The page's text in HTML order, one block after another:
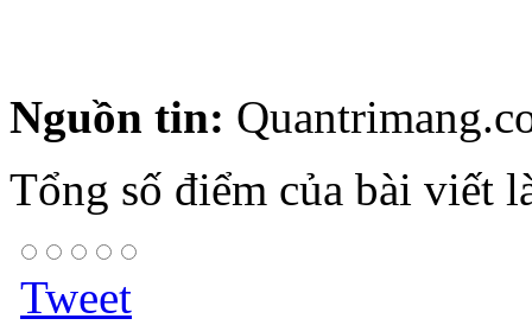
Nguồn tin:
Tổng số điểm của bài viết
Tweet